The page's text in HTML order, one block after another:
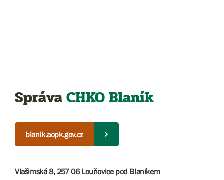
SprávaCHKO Blaník
blanik.aopk.gov.cz
Vlašimská 8, 257 06 Louňovice pod Blaníkem